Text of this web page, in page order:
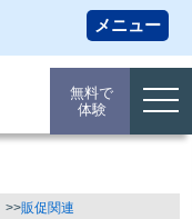
無料で
体験
販促関連